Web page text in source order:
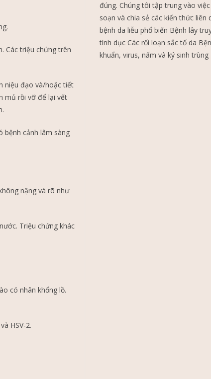
Các triệu chứng trên
niệu đạo và/hoặc tiết
mủ rồi vỡ để lại vết
bệnh cảnh lâm sàng
nặng và rõ như
Triệu chứng khác
có nhân khổng lồ.
HSV-2.
đúng. Chúng tôi tập trung vào
soạn và chia sẻ các kiến thức liên
bệnh da liễu phổ biến Bệnh lây
tình dục Các rối loạn sắc tố da
khuẩn, virus, nấm và ký sinh trùng